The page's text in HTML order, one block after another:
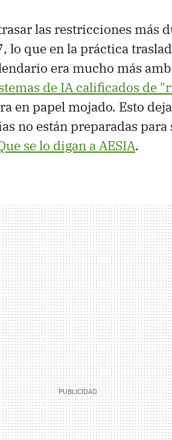
las restricciones más
lo que en la práctica
era mucho más
de IA calificados de
en papel mojado. Esto
no están preparadas
se lo digan a AESIA.